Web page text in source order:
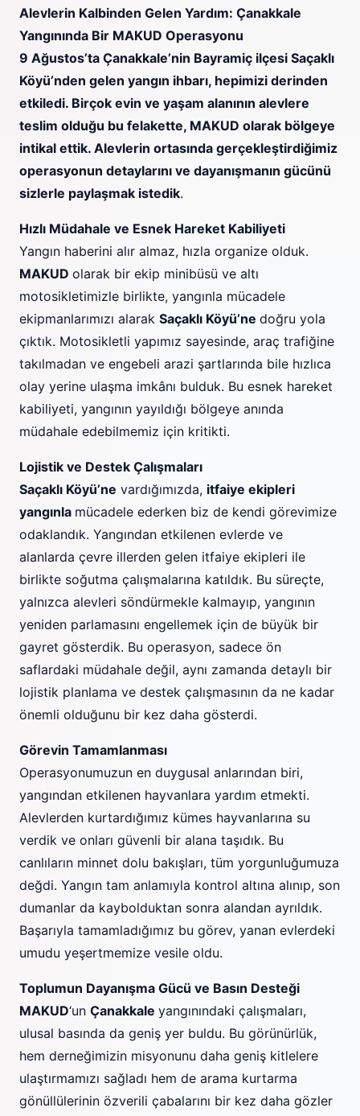
Alevlerin Kalbinden Gelen Yardım: Çanakkale
Yangınında Bir MAKUD Operasyonu
9 Ağustos’ta Çanakkale’nin Bayramiç ilçesi Saçaklı
Köyü’nden gelen yangın ihbarı, hepimizi derinden
etkiledi. Birçok evin ve yaşam alanının alevlere
teslim olduğu bu felakette, MAKUD olarak bölgeye
intikal ettik. Alevlerin ortasında gerçekleştirdiğimiz
operasyonun detaylarını ve dayanışmanın gücünü
sizlerle paylaşmak istedik.
Hızlı Müdahale ve Esnek Hareket Kabiliyeti
Yangın haberini alır almaz, hızla organize olduk.
MAKUD olarak bir ekip minibüsü ve altı
motosikletimizle birlikte, yangınla mücadele
ekipmanlarımızı alarak Saçaklı Köyü’ne doğru yola
çıktık. Motosikletli yapımız sayesinde, araç trafiğine
takılmadan ve engebeli arazi şartlarında bile hızlıca
olay yerine ulaşma imkânı bulduk. Bu esnek hareket
kabiliyeti, yangının yayıldığı bölgeye anında
müdahale edebilmemiz için kritikti.
Lojistik ve Destek Çalışmaları
Saçaklı Köyü’ne vardığımızda, itfaiye ekipleri
yangınla mücadele ederken biz de kendi görevimize
odaklandık. Yangından etkilenen evlerde ve
alanlarda çevre illerden gelen itfaiye ekipleri ile
birlikte soğutma çalışmalarına katıldık. Bu süreçte,
yalnızca alevleri söndürmekle kalmayıp, yangının
yeniden parlamasını engellemek için de büyük bir
gayret gösterdik. Bu operasyon, sadece ön
saflardaki müdahale değil, aynı zamanda detaylı bir
lojistik planlama ve destek çalışmasının da ne kadar
önemli olduğunu bir kez daha gösterdi.
Görevin Tamamlanması
Operasyonumuzun en duygusal anlarından biri,
yangından etkilenen hayvanlara yardım etmekti.
Alevlerden kurtardığımız kümes hayvanlarına su
verdik ve onları güvenli bir alana taşıdık. Bu
canlıların minnet dolu bakışları, tüm yorgunluğumuza
değdi. Yangın tam anlamıyla kontrol altına alınıp, son
dumanlar da kaybolduktan sonra alandan ayrıldık.
Başarıyla tamamladığımız bu görev, yanan evlerdeki
umudu yeşertmemize vesile oldu.
Toplumun Dayanışma Gücü ve Basın Desteği
MAKUD‘un Çanakkale yangınındaki çalışmaları,
ulusal basında da geniş yer buldu. Bu görünürlük,
hem derneğimizin misyonunu daha geniş kitlelere
ulaştırmamızı sağladı hem de arama kurtarma
gönüllülerinin özverili çabalarını bir kez daha gözler